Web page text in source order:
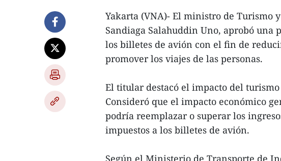
Yakarta (VNA)- El ministro de Turismo
Sandiaga Salahuddin Uno, aprobó
los billetes de avión con el fin de
promover los viajes de las personas.
El titular destacó el impacto del
Consideró que el impacto económico
podría reemplazar o superar los
impuestos a los billetes de avión.
Según el Ministerio de Transporte de